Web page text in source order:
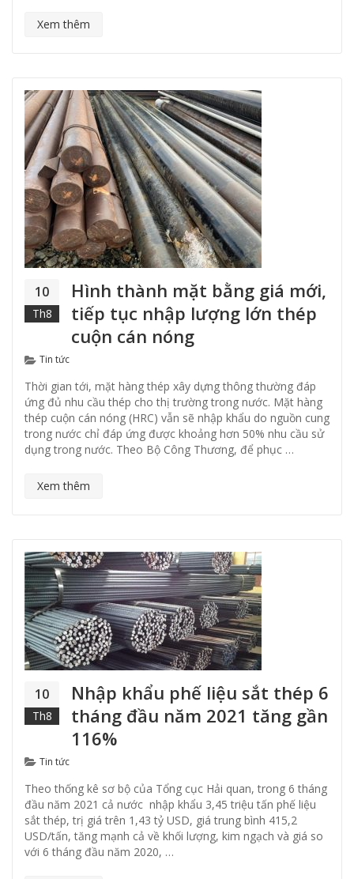
Xem thêm
10
Th8
Hình thành mặt bằng giá mới,
tiếp tục nhập lượng lớn thép
cuộn cán nóng
Categories
Tin tức
Thời gian tới, mặt hàng thép xây dựng thông thường đáp
ứng đủ nhu cầu thép cho thị trường trong nước. Mặt hàng
thép cuộn cán nóng (HRC) vẫn sẽ nhập khẩu do nguồn cung
trong nước chỉ đáp ứng được khoảng hơn 50% nhu cầu sử
dụng trong nước. Theo Bộ Công Thương, để phục …
Xem thêm
10
Th8
Nhập khẩu phế liệu sắt thép 6
tháng đầu năm 2021 tăng gần
116%
Categories
Tin tức
Theo thống kê sơ bộ của Tổng cục Hải quan, trong 6 tháng
đầu năm 2021 cả nước nhập khẩu 3,45 triệu tấn phế liệu
sắt thép, trị giá trên 1,43 tỷ USD, giá trung bình 415,2
USD/tấn, tăng mạnh cả về khối lượng, kim ngạch và giá so
với 6 tháng đầu năm 2020, …